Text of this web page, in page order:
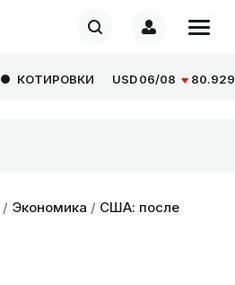
КОТИРОВКИ USD06/08 80.9293
/ Экономика / США: после